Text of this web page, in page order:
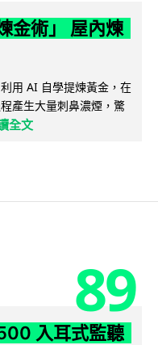
金術」 屋內煉
用 AI 自學提煉黃金，在
產生大量刺鼻濃煙，驚
全文
89
入耳式監聽